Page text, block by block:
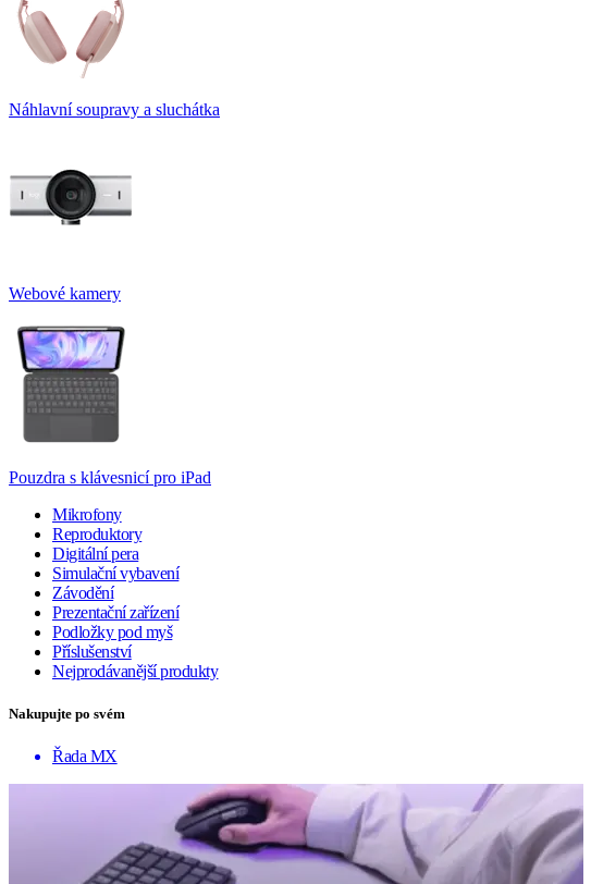
Náhlavní soupravy a sluchátka
Webové kamery
Pouzdra s klávesnicí pro iPad
Mikrofony
Reproduktory
Digitální pera
Simulační vybavení
Závodění
Prezentační zařízení
Podložky pod myš
Příslušenství
Nejprodávanější produkty
Nakupujte po svém
Řada MX